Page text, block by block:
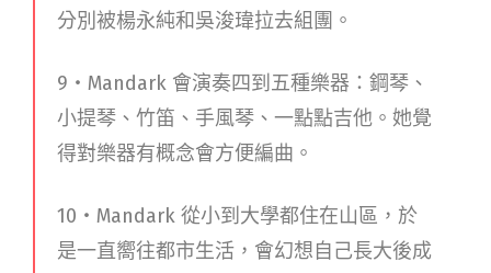
分別被楊永純和吳浚瑋拉去組團。
9・Mandark 會演奏四到五種樂器：鋼琴、
小提琴、竹笛、手風琴、一點點吉他。她覺
得對樂器有概念會方便編曲。
10・Mandark 從小到大學都住在山區，於
是一直嚮往都市生活，會幻想自己長大後成